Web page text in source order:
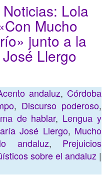
Lola
Mucho
junto a la
Llergo
andaluz,Córdoba
, Discurso poderoso,
de hablar, Lengua y
José Llergo, Mucho
andaluz, Prejuicios
sobre el andaluz |